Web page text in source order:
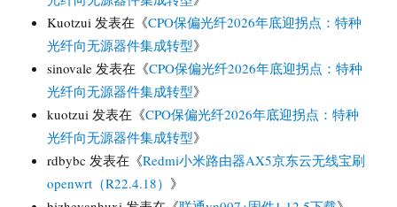
Kuotzui 发表在《CPO保偏光纤2026年底迎拐点：特种
光纤向无源器件集成转型》
sinovale 发表在《CPO保偏光纤2026年底迎拐点：特种
光纤向无源器件集成转型》
kuotzui 发表在《CPO保偏光纤2026年底迎拐点：特种
光纤向无源器件集成转型》
rdbybc 发表在《Redmi小米路由器AX5京东云无线宝刷
openwrt（R22.4.18） 》